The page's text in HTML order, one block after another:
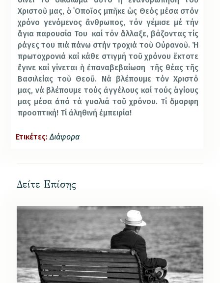
Χριστοῦ μας, ὁ ῾Οποῖος μπῆκε ὡς Θεός μέσα στόν
χρόνο γενόμενος ἄνθρωπος, τόν γέμισε μέ τήν
ἅγια παρουσία Του καί τόν ἄλλαξε, βάζοντας τίς
ράγες του πιά πάνω στήν τροχιά τοῦ Οὐρανοῦ. Ἡ
πρωτοχρονιά καί κάθε στιγμή τοῦ χρόνου ἔκτοτε
ἔγινε καί γίνεται ἡ ἐπαναβεβαίωση τῆς θέας τῆς
Βασιλείας τοῦ Θεοῦ. Νά βλέπουμε τόν Χριστό
μας, νά βλέπουμε τούς ἀγγέλους καί τούς ἁγίους
μας μέσα ἀπό τά γυαλιά τοῦ χρόνου. Τί ὄμορφη
προοπτική! Τί ἀληθινή ἐμπειρία!
Ετικέτες: Διάφορα
Δείτε Επίσης